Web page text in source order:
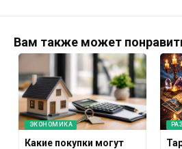
Вам также может
ЭКОНОМИКА
Какие покупки могут